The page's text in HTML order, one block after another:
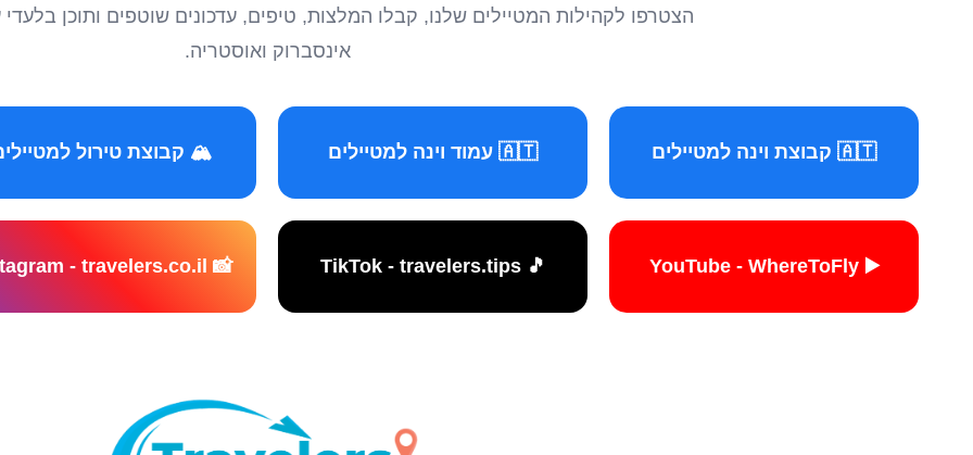
הצטרפו לקהילות המטיילים שלנו, קבלו המלצות, טיפים, עדכונים שוטפים ותוכן בלעדי
אינסברוק ואוסטריה.
🇦🇹 קבוצת וינה למטיילים 🇦🇹 עמוד וינה למטיילים 🏔️ קבוצת טירול
▶️ YouTube - WhereToFly
🎵 TikTok - travelers.tips
📸 Instagram - travelers.co.il